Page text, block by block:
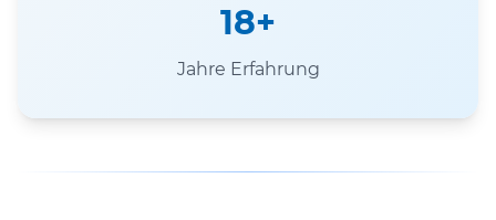
18+
Jahre Erfahrung